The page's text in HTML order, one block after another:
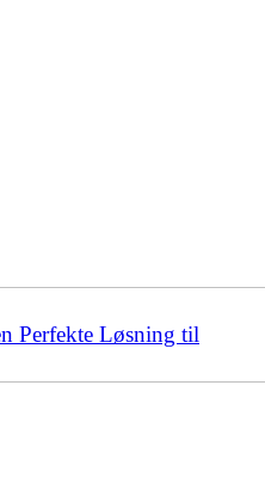
Perfekte Løsning til